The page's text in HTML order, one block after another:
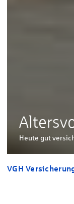
Heute gut
VGH